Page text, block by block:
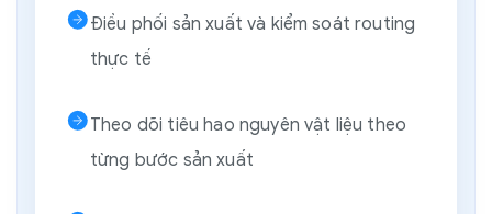
Điều phối sản xuất và kiểm soát routing
thực tế
Theo dõi tiêu hao nguyên vật liệu theo
từng bước sản xuất